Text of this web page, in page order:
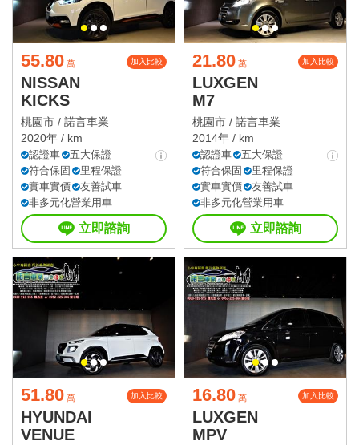
55.80 萬 加入比較
NISSAN
KICKS
桃園市 / 諾言車業
2020年 / km
認證車
五大保證
符合保固
里程保證
實車實價
友善試車
非多元化營業用車
立即諮詢
21.80 萬 加入比較
LUXGEN
M7
桃園市 / 諾言車業
2014年 / km
認證車
五大保證
符合保固
里程保證
實車實價
友善試車
非多元化營業用車
立即諮詢
51.80 萬 加入比較
HYUNDAI
VENUE
16.80 萬 加入比較
LUXGEN
MPV